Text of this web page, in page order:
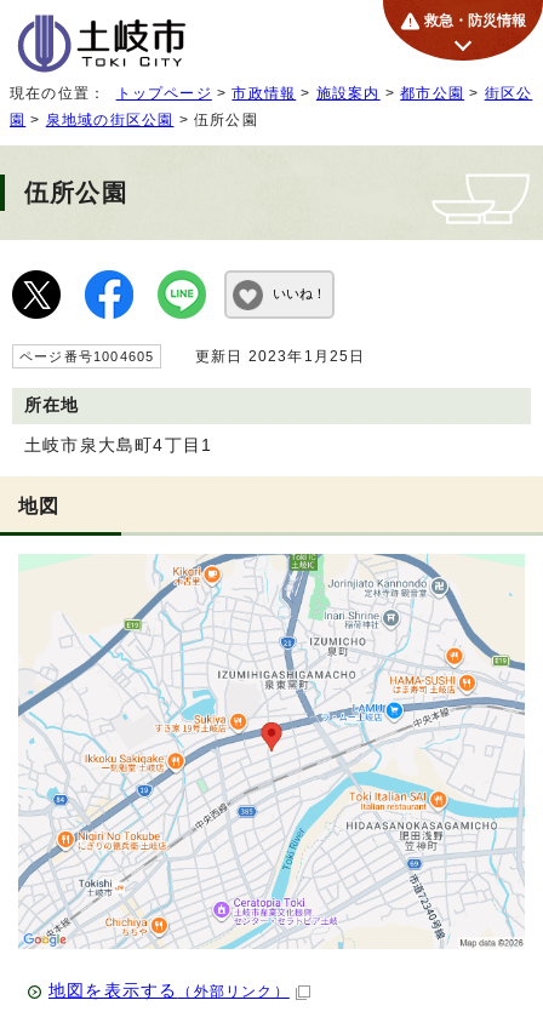
救急・防災情報
現在の位置： トップページ >市政情報 > 施設案内 >都市公園 > 街区公
園 > 泉地域の街区公園 > 伍所公園
伍所公園
いいね！
ページ番号1004605 更新日 2023年1月25日
所在地
土岐市泉大島町4丁目1
地図
地図を表示する （外部リンク）